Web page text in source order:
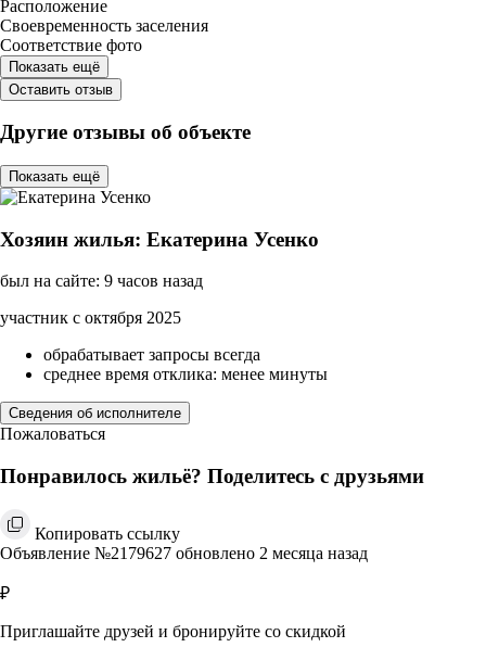
Расположение
Своевременность заселения
Соответствие фото
Показать ещё
Оставить отзыв
Другие отзывы об объекте
Показать ещё
Хозяин жилья: Екатерина Усенко
был на сайте: 9 часов назад
участник с октября 2025
обрабатывает запросы всегда
среднее время отклика: менее минуты
Сведения об исполнителе
Пожаловаться
Понравилось жильё? Поделитесь с друзьями
Копировать ссылку
Объявление №2179627 обновлено 2 месяца назад
₽
Приглашайте друзей и бронируйте со скидкой